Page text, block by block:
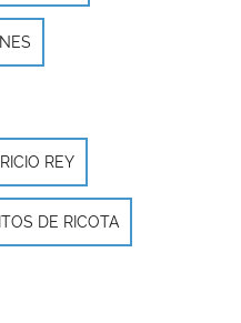
REY
DE RICOTA